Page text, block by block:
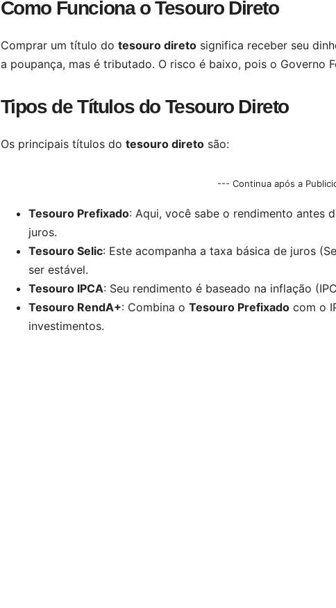
Como Funciona o Tesouro Direto
Comprar um título do tesouro diretosignifica receber seu
a poupança, mas é tributado. O risco é baixo, pois o Governo
Tipos de Títulos do Tesouro Direto
Os principais títulos do tesouro diretosão:
--- Continua após a
Tesouro Prefixado: Aqui, você sabe o rendimento antes
juros.
Tesouro Selic: Este acompanha a taxa básica de juros
ser estável.
Tesouro IPCA: Seu rendimento é baseado na inflação
Tesouro RendA+: Combina o Tesouro Prefixadocom o
investimentos.